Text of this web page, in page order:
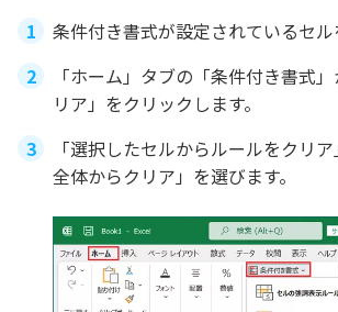
条件付き書式が設定されているセル
「ホーム」タブの「条件付き書式
リア」をクリックします。
「選択したセルからルールをクリ
全体からクリア」を選びます。